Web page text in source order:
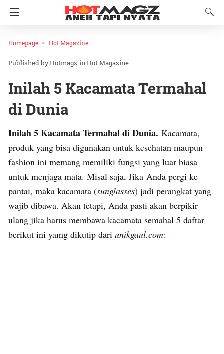
Homepage Hot Magazine
Hotmagz inHot Magazine
Inilah 5 Kacamata Termahal
di Dunia
Inilah 5 Kacamata Termahal di Dunia. Kacamata,
produk yang bisa digunakan untuk kesehatan maupun
fashion ini memang memiliki fungsi yang luar biasa
untuk menjaga mata. Misal saja, Jika Anda pergi ke
pantai, maka kacamata (sunglasses) jadi perangkat yang
wajib dibawa. Akan tetapi, Anda pasti akan berpikir
ulang jika harus membawa kacamata semahal 5 daftar
berikut ini yamg dikutip dari unikgaul.com: